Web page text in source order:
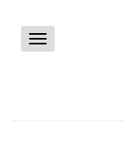
Toggle